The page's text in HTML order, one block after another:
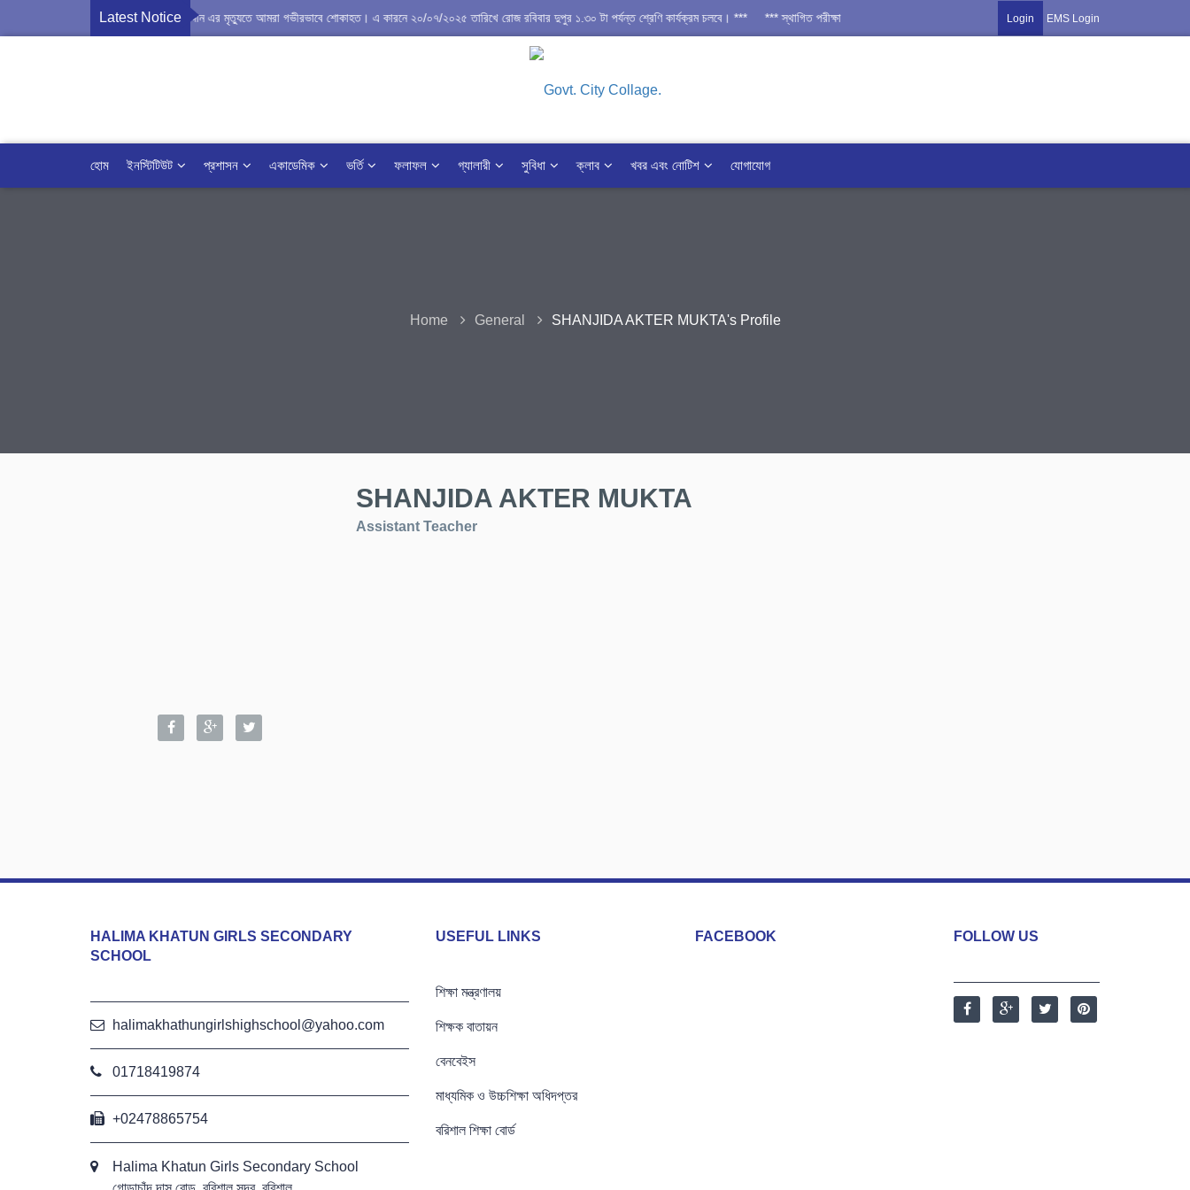
Latest Notice
বিষয়ের সিনিয়র শিক্ষক জনাব মোঃ মহিউদ্দীন এর মৃত্যুতে আমরা গভীরভাবে শোকাহত। এ কারনে ২০/০৭/২০২৫ তারিখে রোজ রবিবার দুপুর ১.৩০ টা পর্যন্ত শ্রেণি কার্যক্রম চলবে। *** *** স্থাগিত পরীক্ষা ১৪ ও ১৫ তারিখ অনুষ্ঠিত হবে *** *** প্রাকৃতিক দূর্যোগের কারনে অর্ধ বার্ষিক পরীক্ষা
Login EMS Login
হোম ইনস্টিটিউট প্রশাসন একাডেমিক ভর্তি ফলাফল গ্যালারী সুবিধা ক্লাব খবর এবং নোটিশ যোগাযোগ
Home General SHANJIDA AKTER MUKTA's Profile
SHANJIDA AKTER MUKTA
Assistant Teacher
HALIMA KHATUN GIRLS SECONDARY
SCHOOL
halimakhathungirlshighschool@yahoo.com
01718419874
+02478865754
Halima Khatun Girls Secondary School
USEFUL LINKS
শিক্ষা মন্ত্রণালয়
শিক্ষক বাতায়ন
বেনবেইস
মাধ্যমিক ও উচ্চশিক্ষা অধিদপ্তর
বরিশাল শিক্ষা বোর্ড
FACEBOOK FOLLOW US